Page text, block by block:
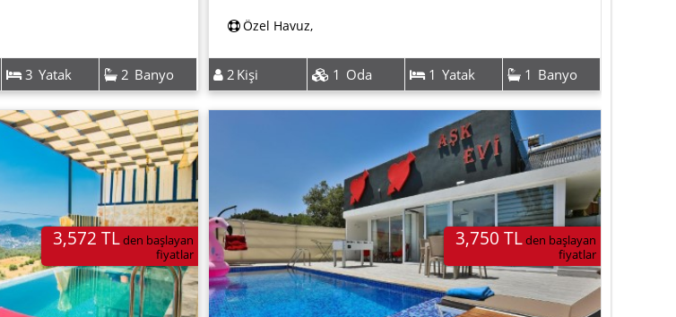
3 Yatak 2 Banyo
Özel Havuz,
2 Kişi 1 Oda 1 Yatak 1 Banyo
3,572 TLden başlayan
fiyatlar
3,750 TLden başlayan
fiyatlar